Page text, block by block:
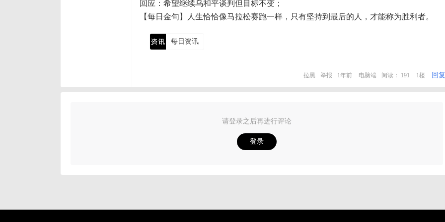
回应：希望继续乌和平谈判但目标不变；
【每日金句】人生恰恰像马拉松赛跑一样，只有坚持到最后的人，才能称为胜利者。
每日资讯
拉黑 举报 1年前 电脑端 阅读： 191 1楼 回复
请登录之后再进行评论
登录